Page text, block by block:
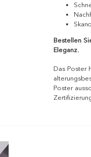
Bestellen
Eleganz.
Das Poster
Poster